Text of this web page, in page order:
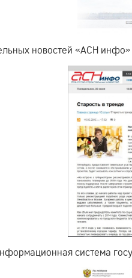
новостей «АСН инфо»
система